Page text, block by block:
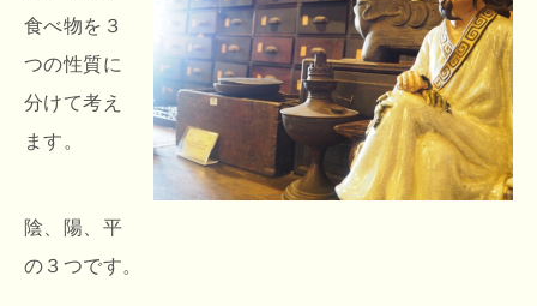
食べ物を３
つの性質に
分けて考え
ます。
陰、陽、平
の３つです。